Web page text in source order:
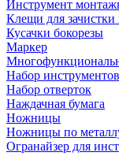
Инструмент
Клещи для зачистки
Кусачки бокорезы
Маркер
Набор инструментов
Набор отверток
Наждачная бумага
Ножницы
Ножницы по
Огранайзер для